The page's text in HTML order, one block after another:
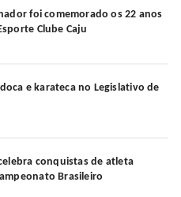
foi comemorado os 22 anos
Clube Caju
e karateca no Legislativo de
conquistas de atleta
Brasileiro